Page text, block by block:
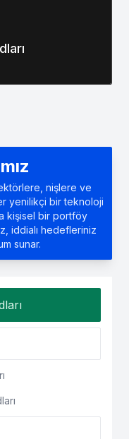
nişlere ve
yenilikçi bir teknoloji
kişisel bir portföy
iddialı hedefleriniz
sunar.